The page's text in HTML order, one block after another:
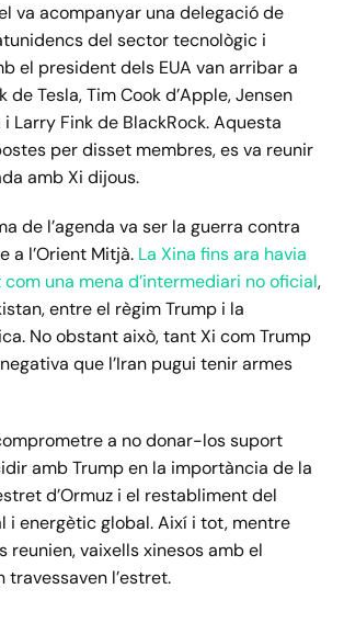
va acompanyar una delegació de
del sector tecnològic i
el president dels EUA van arribar a
de Tesla, Tim Cook d’Apple, Jensen
Larry Fink de BlackRock. Aquesta
per disset membres, es va reunir
amb Xi dijous.
de l’agenda va ser la guerra contra
a l’Orient Mitjà. La Xina fins ara havia
una mena d’intermediari no oficial,
entre el règim Trump i la
No obstant això, tant Xi com Trump
que l’Iran pugui tenir armes
a no donar-los suport
amb Trump en la importància de la
d’Ormuz i el restabliment del
i energètic global. Així i tot, mentre
reunien, vaixells xinesos amb el
travessaven l’estret.